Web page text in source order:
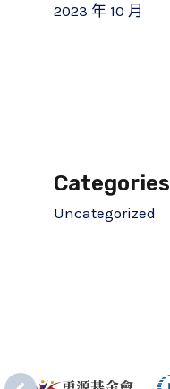
2023 年 10 月
Categories
Uncategorized